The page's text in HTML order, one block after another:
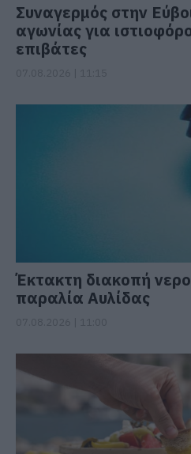
Συναγερμός στην
αγωνίας για
επιβάτες
Έκτακτη διακοπή
παραλία Αυλίδας